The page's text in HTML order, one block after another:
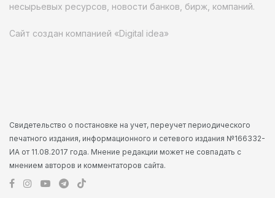
несырьевых ресурсов, новости банков, бирж, компаний.
Сайт создан компанией «Digital idea»
Свидетельство о постановке на учет, переучет периодического
печатного издания, информационного и сетевого издания №166332-
ИА от 11.08.2017 года. Мнение редакции может не совпадать с
мнением авторов и комментаторов сайта.